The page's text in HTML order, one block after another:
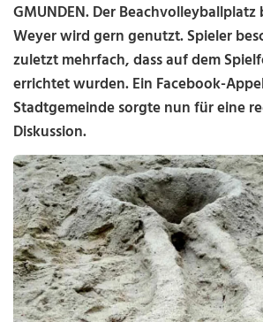
GMUNDEN. Der
Weyer wird gern genutzt. Spieler
zuletzt mehrfach, dass auf dem
errichtet wurden. Ein Facebook-
Stadtgemeinde sorgte nun für eine
Diskussion.